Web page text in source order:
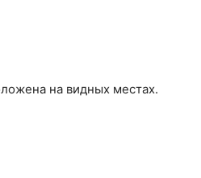
на видных местах.